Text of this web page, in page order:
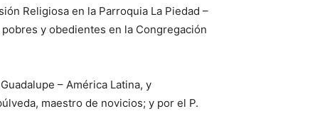
Religiosa en la Parroquia La Piedad –
y obedientes en la Congregación
– América Latina, y
maestro de novicios; y por el P.